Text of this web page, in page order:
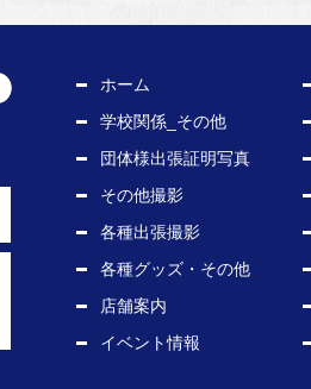
ホーム
学校関係_その他
団体様出張証明写真
その他撮影
各種出張撮影
各種グッズ・その他
店舗案内
イベント情報